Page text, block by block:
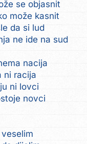
se objasnit
može kasnit
da si lud
ne ide na sud
nacija
ni racija
ni lovci
novci